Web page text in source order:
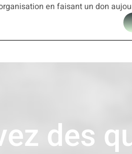
en faisant un don
des